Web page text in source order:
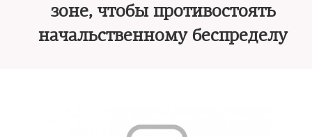
зоне, чтобы противостоять
начальственному беспределу